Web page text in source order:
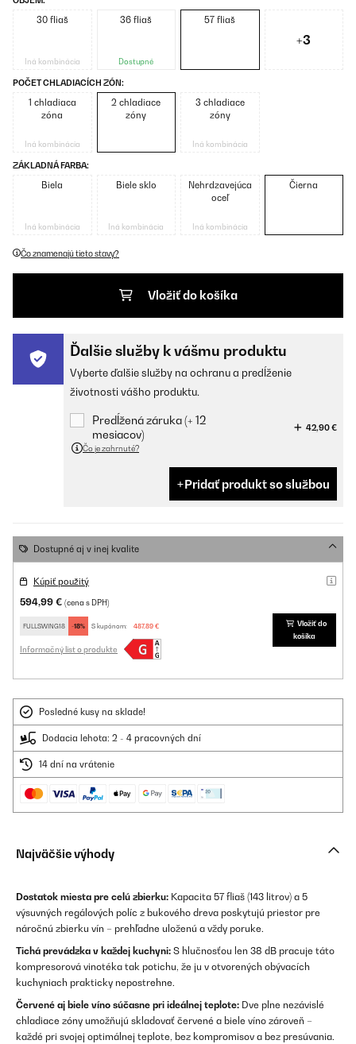
30 fliaš
Iná kombinácia
36 fliaš
Dostupné
57 fliaš
+3
POČET CHLADIACÍCH ZÓN:
1 chladiaca
zóna
Iná kombinácia
2 chladiace
zóny
3 chladiace
zóny
Iná kombinácia
ZÁKLADNÁ FARBA:
Biela
Iná kombinácia
Biele sklo
Iná kombinácia
Nehrdzavejúca
oceľ
Iná kombinácia
Čierna
Čo znamenajú tieto stavy?
Vložiť do košíka
Ďalšie služby k vášmu produktu
Vyberte ďalšie služby na ochranu a predĺženie
životnosti vášho produktu.
Predĺžená záruka (+ 12
mesiacov)
42,90 €
Čo je zahrnuté?
Pridať produkt so službou
Dostupné aj v inej kvalite
Kúpiť použitý
594,99 € (cena s DPH)
FULLSWING18 -18% S kupónom: 487,89 €
Informačný list o produkte
Vložiť do
košíka
Posledné kusy na sklade!
Dodacia lehota: 2 - 4 pracovných dní
14 dní na vrátenie
Najväčšie výhody
Dostatok miesta pre celú zbierku: Kapacita 57 fliaš (143 litrov) a 5
výsuvných regálových políc z bukového dreva poskytujú priestor pre
náročnú zbierku vín – prehľadne uloženú a vždy poruke.
Tichá prevádzka v každej kuchyni: S hlučnosťou len 38 dB pracuje táto
kompresorová vinotéka tak potichu, že ju v otvorených obývacích
kuchyniach prakticky nepostrehne.
Červené aj biele víno súčasne pri ideálnej teplote: Dve plne nezávislé
chladiace zóny umožňujú skladovať červené a biele víno zároveň –
každé pri svojej optimálnej teplote, bez kompromisov a bez presúvania.